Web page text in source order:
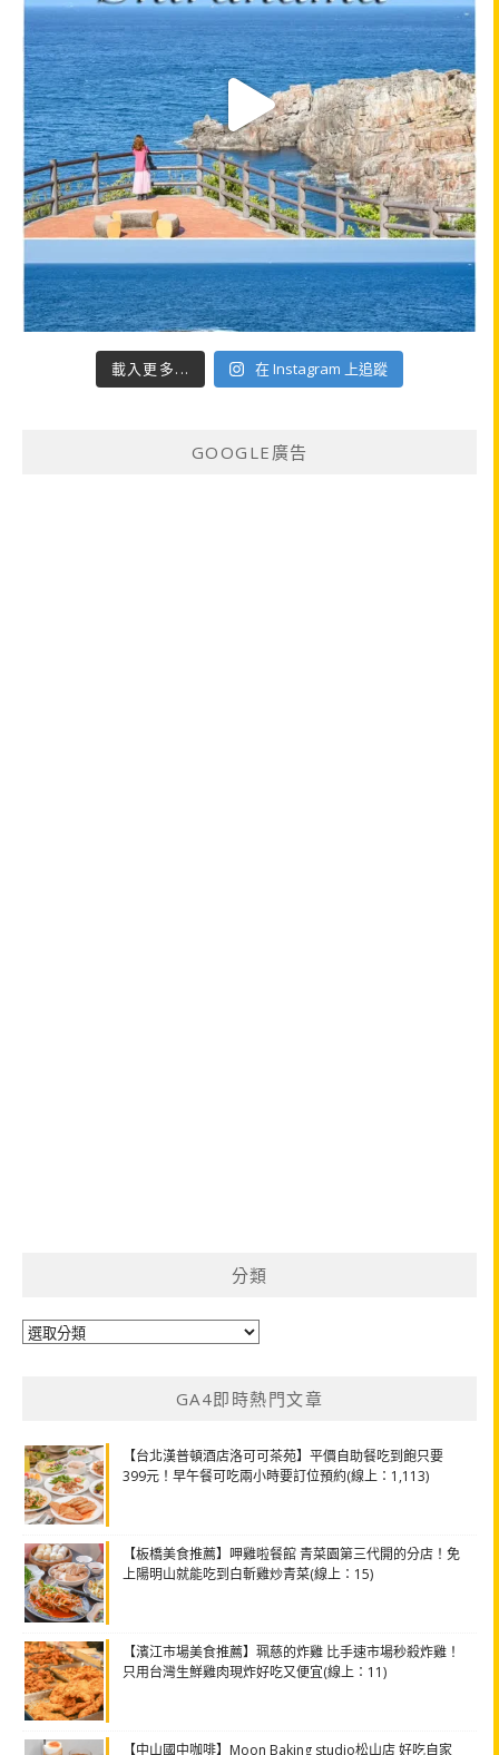
載入更多... 在 Instagram 上追蹤
GOOGLE廣告
分類
分
GA4即時熱門文章
【台北漢普頓酒店洛可可茶苑】平價自助餐吃到飽只要
399元！早午餐可吃兩小時要訂位預約(線上：1,113)
【板橋美食推薦】呷雞啦餐館 青菜園第三代開的分店！免
上陽明山就能吃到白斬雞炒青菜(線上：15)
【濱江市場美食推薦】珮慈的炸雞 比手速市場秒殺炸雞！
只用台灣生鮮雞肉現炸好吃又便宜(線上：11)
【中山國中咖啡】Moon Baking studio松山店 好吃自家